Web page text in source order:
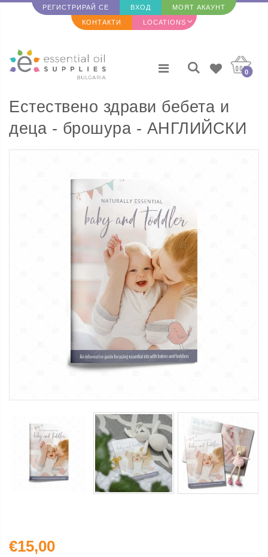
РЕГИСТРИРАЙ СЕ ВХОД МОЯТ АКАУНТ
КОНТАКТИ LOCATIONS
0
Естествено здрави бебета и
деца - брошура - АНГЛИЙСКИ
€15,00